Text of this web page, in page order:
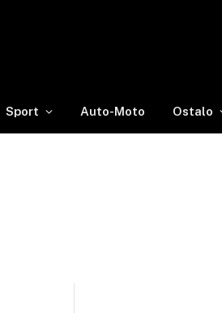
Sport Auto-Moto Ostalo